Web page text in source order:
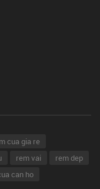
cua gia re
rem vai
rem dep
can ho